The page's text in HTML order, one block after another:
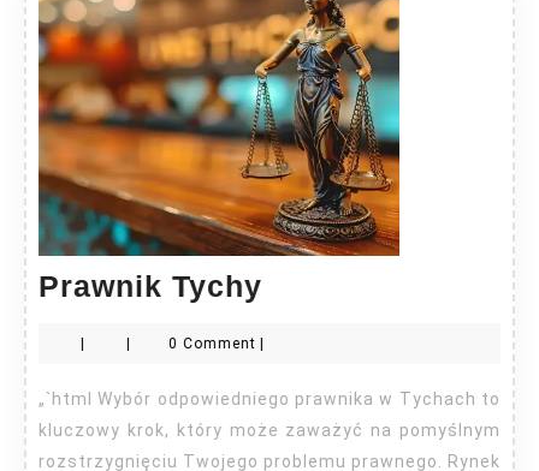
Prawnik Tychy
0 Comment
„`html Wybór odpowiedniego prawnika w Tychach to
kluczowy krok, który może zaważyć na pomyślnym
rozstrzygnięciu Twojego problemu prawnego. Rynek